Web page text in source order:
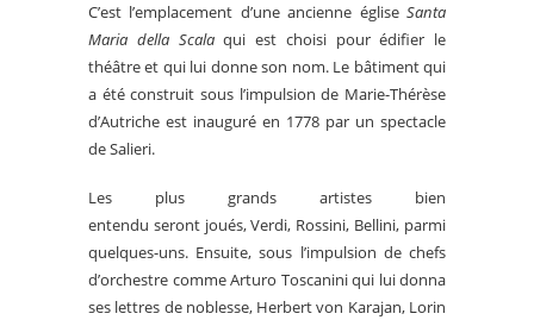
C’est l’emplacement d’une ancienne église Santa
Maria della Scalaqui est choisi pour édifier le
théâtre et qui lui donne son nom. Le bâtiment qui
a été construit sous l’impulsion de Marie-Thérèse
d’Autriche est inauguré en 1778 par un spectacle
de Salieri.
Les plus grands artistes bien
entendu seront joués, Verdi, Rossini, Bellini, parmi
quelques-uns. Ensuite, sous l’impulsion de chefs
d’orchestre comme Arturo Toscanini qui lui donna
ses lettres de noblesse, Herbert von Karajan, Lorin